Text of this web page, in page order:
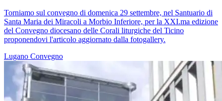
Torniamo sul convegno di domenica 29 settembre, nel Santuario di
Santa Maria dei Miracoli a Morbio Inferiore, per la XXI.ma edizione
del Convegno diocesano delle Corali liturgiche del Ticino
proponendovi l'articolo aggiornato dalla fotogallery.
Lugano Convegno